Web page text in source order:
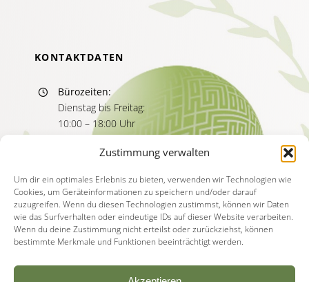
Zustimmung verwalten
Um dir ein optimales Erlebnis zu bieten, verwenden wir Technologien wie
Cookies, um Geräteinformationen zu speichern und/oder darauf
zuzugreifen. Wenn du diesen Technologien zustimmst, können wir Daten
wie das Surfverhalten oder eindeutige IDs auf dieser Website verarbeiten.
Wenn du deine Zustimmung nicht erteilst oder zurückziehst, können
bestimmte Merkmale und Funktionen beeinträchtigt werden.
KONTAKTDATEN
Bürozeiten:
Dienstag bis Freitag:
10:00 – 18:00 Uhr
Sprechzeiten:
11:00 – 13:00 Uhr
15:00 – 17:00 Uhr